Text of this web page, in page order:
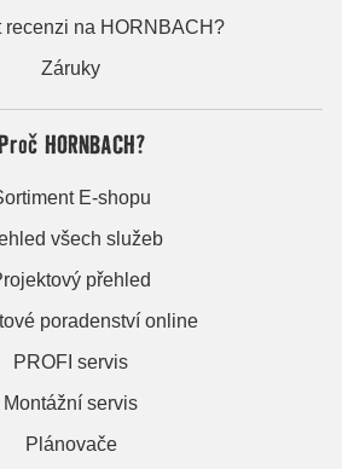
recenzi na HORNBACH?
Záruky
HORNBACH?
E-shopu
všech služeb
přehled
poradenství online
PROFI servis
Montážní servis
Plánovače